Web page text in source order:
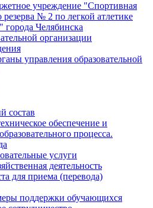
учреждение "Спортивная
№ 2 по легкой атлетике
Челябинска
организации
управления образовательной
состав
обеспечение и
процесса.
услуги
деятельность
для приема (перевода)
поддержки обучающихся